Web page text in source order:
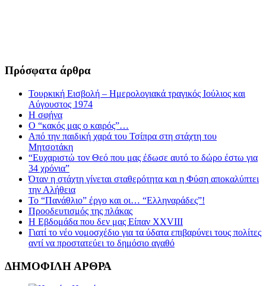
Πρόσφατα άρθρα
Τουρκική Εισβολή – Ημερολογιακά τραγικός Ιούλιος και
Αύγουστος 1974
Η σφήνα
Ο “κακός μας ο καιρός”…
Από την παιδική χαρά του Τσίπρα στη στάχτη του
Μητσοτάκη
“Ευχαριστώ τον Θεό που μας έδωσε αυτό το δώρο έστω για
34 χρόνια”
Όταν η στάχτη γίνεται σταθερότητα και η Φύση αποκαλύπτει
την Αλήθεια
Το “Πανάθλιο” έργο και οι… “Ελληναράδες”!
Προοδευτισμός της πλάκας
Η Εβδομάδα που δεν μας Είπαν XXVIII
Γιατί το νέο νομοσχέδιο για τα ύδατα επιβαρύνει τους πολίτες
αντί να προστατεύει το δημόσιο αγαθό
ΔΗΜΟΦΙΛΗ ΑΡΘΡΑ